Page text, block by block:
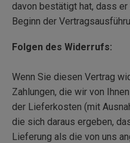
davon bestätigt hat, dass
Beginn der
Folgen des Widerrufs:
Wenn Sie diesen Vertrag
Zahlungen, die wir von
der Lieferkosten (mit
die sich daraus ergeben,
Lieferung als die von uns